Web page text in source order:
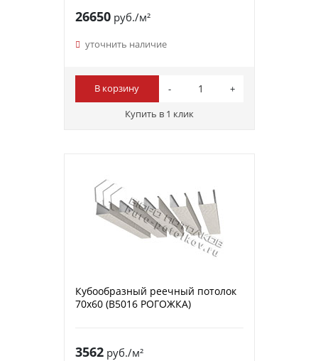
26650руб./м²
уточнить наличие
В корзину
Купить в 1 клик
Кубообразный реечный потолок
70х60 (B5016 РОГОЖКА)
3562руб./м²